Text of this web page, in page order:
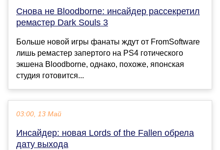
Снова не Bloodborne: инсайдер рассекретил
ремастер Dark Souls 3
Больше новой игры фанаты ждут от FromSoftware
лишь ремастер запертого на PS4 готического
экшена Bloodborne, однако, похоже, японская
студия готовится...
03:00, 13 Май
Инсайдер: новая Lords of the Fallen обрела
дату выхода